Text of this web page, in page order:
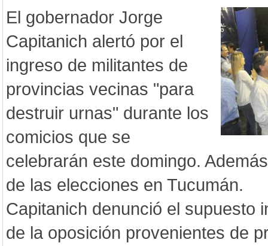
El gobernador Jorge
Capitanich alertó por el
ingreso de militantes de
provincias vecinas "para
destruir urnas" durante los
comicios que se
celebrarán este domingo.
de las elecciones en Tucumán.
Capitanich denunció el supuesto
de la oposición provenientes de